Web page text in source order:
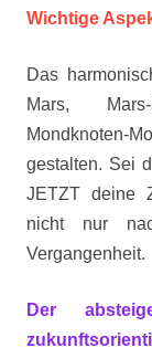
Wichtige
Das
Mars,
Mondknoten-
gestalten. Sei
JETZT deine
nicht nur
Vergangenheit.
Der